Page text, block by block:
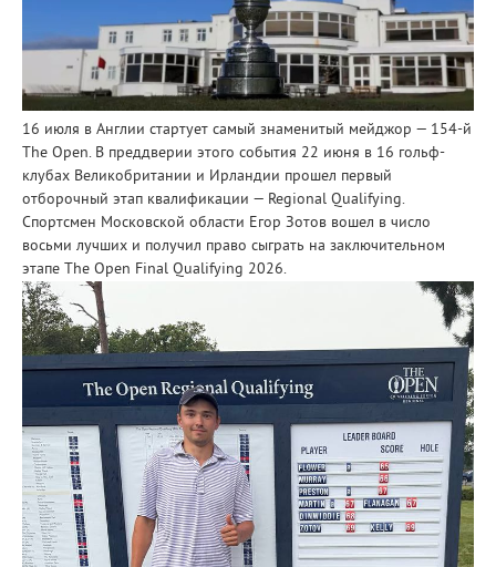
16 июля в Англии стартует самый знаменитый мейджор — 154-й
The Open. В преддверии этого события 22 июня в 16 гольф-
клубах Великобритании и Ирландии прошел первый
отборочный этап квалификации — Regional Qualifying.
Спортсмен Московской области Егор Зотов вошел в число
восьми лучших и получил право сыграть на заключительном
этапе The Open Final Qualifying 2026.